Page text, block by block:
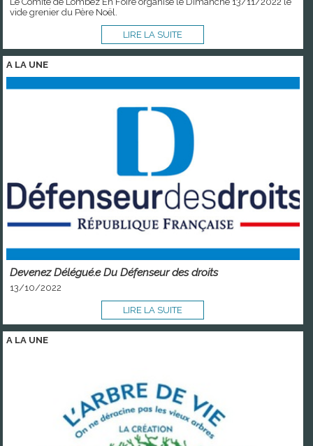
vide grenier du Père Noël.
LIRE LA SUITE
A LA UNE
Devenez Délégué.e Du Défenseur des droits
13/10/2022
LIRE LA SUITE
A LA UNE